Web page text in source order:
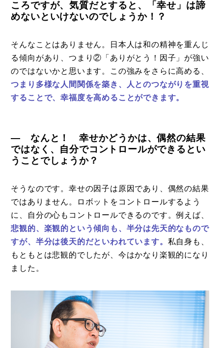
ころですが、気質だとすると、「幸せ」は諦
めないといけないのでしょうか！？
そんなことはありません。日本人は和の精神を重んじ
る傾向があり、つまり②「ありがとう！因子」が強い
のではないかと思います。この強みをさらに高める、
つまり多様な人間関係を築き、人とのつながりを重視
することで、幸福度を高めることができます。
― なんと！ 幸せかどうかは、偶然の結果
ではなく、自分でコントロールができるとい
うことでしょうか？
そうなのです。幸せの因子は原因であり、偶然の結果
ではありません。ロボットをコントロールするよう
に、自分の心もコントロールできるのです。例えば、
悲観的、楽観的という傾向も、半分は先天的なもので
すが、半分は後天的だといわれています。 私自身も、
もともとは悲観的でしたが、今はかなり楽観的になり
ました。